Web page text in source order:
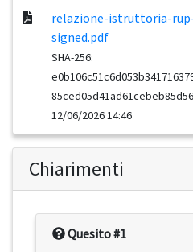
relazione-istruttoria-
signed.pdf
SHA-256:
12/06/2026 14:46
Chiarimenti
Quesito #1